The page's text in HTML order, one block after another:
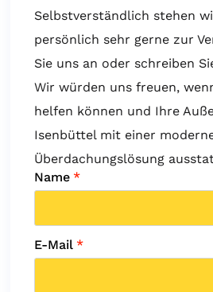
Selbstverständlich stehen
persönlich sehr gerne zur
Sie uns an oder schreiben
Wir würden uns freuen,
helfen können und Ihre
Isenbüttel mit einer
Überdachungslösung
Name *
E-Mail *